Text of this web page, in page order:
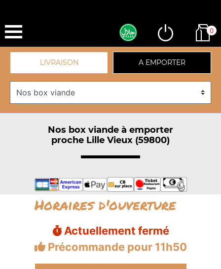
0
LIVRAISON A EMPORTER
Nos box viande à emporter
proche Lille Vieux (59800)
Horaires d'ouverture
Actuellement fermé
Précommande pour 11h50